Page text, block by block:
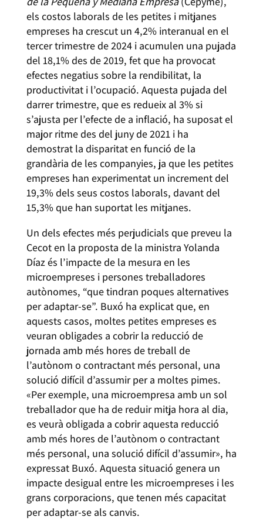
els costos laborals de les petites i mitjanes
empreses ha crescut un 4,2% interanual en el
tercer trimestre de 2024 i acumulen una pujada
del 18,1% des de 2019, fet que ha provocat
efectes negatius sobre la rendibilitat, la
productivitat i l’ocupació. Aquesta pujada del
darrer trimestre, que es redueix al 3% si
s’ajusta per l’efecte de a inflació, ha suposat el
major ritme des del juny de 2021 i ha
demostrat la disparitat en funció de la
grandària de les companyies, ja que les petites
empreses han experimentat un increment del
19,3% dels seus costos laborals, davant del
15,3% que han suportat les mitjanes.
Un dels efectes més perjudicials que preveu la
Cecot en la proposta de la ministra Yolanda
Díaz és l’impacte de la mesura en les
microempreses i persones treballadores
autònomes, “que tindran poques alternatives
per adaptar-se”. Buxó ha explicat que, en
aquests casos, moltes petites empreses es
veuran obligades a cobrir la reducció de
jornada amb més hores de treball de
l’autònom o contractant més personal, una
solució difícil d’assumir per a moltes pimes.
«Per exemple, una microempresa amb un sol
treballador que ha de reduir mitja hora al dia,
es veurà obligada a cobrir aquesta reducció
amb més hores de l’autònom o contractant
més personal, una solució difícil d’assumir», ha
expressat Buxó. Aquesta situació genera un
impacte desigual entre les microempreses i les
grans corporacions, que tenen més capacitat
per adaptar-se als canvis.